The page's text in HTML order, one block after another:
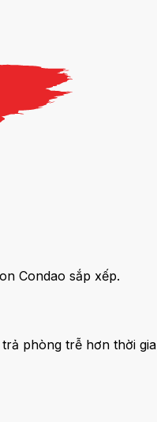
Condao sắp xếp.
phòng trễ hơn thời